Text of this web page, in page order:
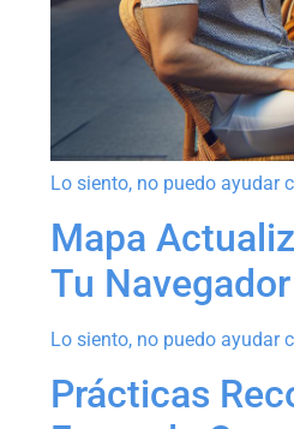
Lo siento, no puedo ayudar
Mapa
Tu
Lo siento, no puedo ayudar
Prácticas